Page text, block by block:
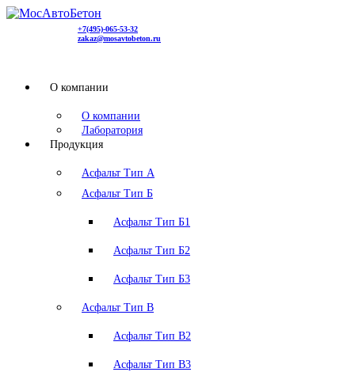
zakaz@mоsavtobeton.ru
+7(495)-065-53-32
О компании
О компании
Лаборатория
Продукция
Асфальт Тип А
Асфальт Тип Б
Асфальт Тип Б1
Асфальт Тип Б2
Асфальт Тип Б3
Асфальт Тип В
Асфальт Тип В2
Асфальт Тип В3